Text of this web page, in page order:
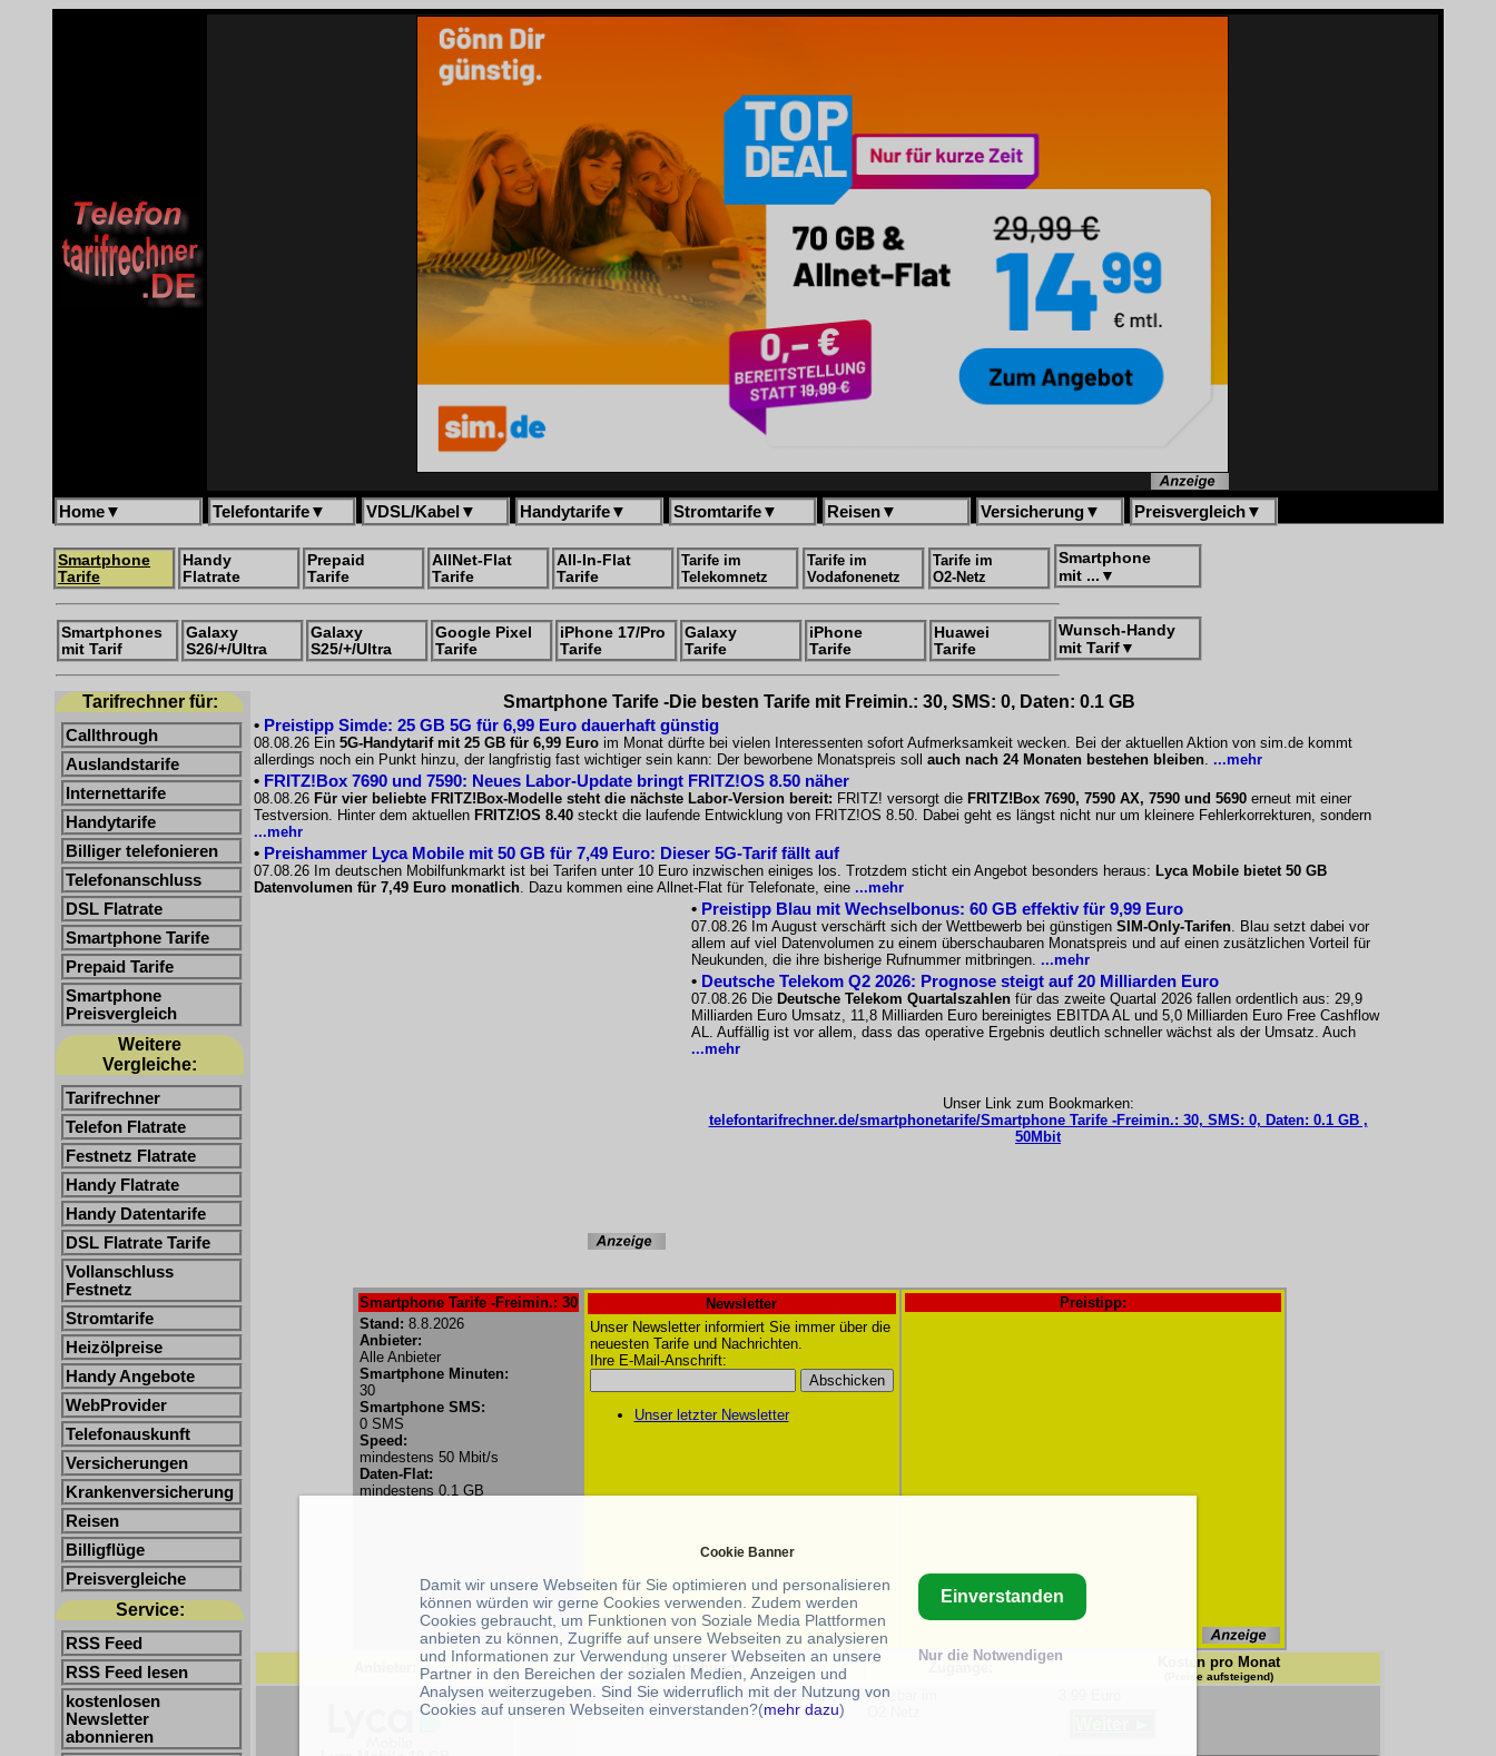
Home▼ Telefontarife▼ VDSL/Kabel ▼ Handytarife▼ Stromtarife▼ Reisen▼ Versicherung▼ Preisvergleich▼
Smartphone
Tarife
Handy
Flatrate
Prepaid
Tarife
AllNet-Flat
Tarife
All-In-Flat
Tarife
Tarife im
Telekomnetz
Tarife im
Vodafonenetz
Tarife im
O2-Netz
Smartphone
mit ... ▼
Smartphones
mit Tarif
Galaxy
S26/+/Ultra
Galaxy
S25/+/Ultra
Google Pixel
Tarife
iPhone 17/Pro
Tarife
Galaxy
Tarife
iPhone
Tarife
Huawei
Tarife
Wunsch-Handy
mit Tarif▼
Tarifrechner für:
Callthrough
Auslandstarife
Internettarife
Handytarife
Billiger telefonieren
Telefonanschluss
DSL Flatrate
Smartphone Tarife
Prepaid Tarife
Smartphone
Preisvergleich
Weitere
Vergleiche:
Tarifrechner
Telefon Flatrate
Festnetz Flatrate
Handy Flatrate
Handy Datentarife
DSL Flatrate Tarife
Vollanschluss
Festnetz
Stromtarife
Heizölpreise
Handy Angebote
WebProvider
Telefonauskunft
Versicherungen
Krankenversicherung
Reisen
Billigflüge
Preisvergleiche
Service:
RSS Feed
RSS Feed lesen
kostenlosen
Newsletter
abonnieren
Smartphone Tarife -Die besten Tarife mit Freimin.: 30, SMS: 0, Daten: 0.1 GB
• Preistipp Simde: 25 GB 5G für 6,99 Euro dauerhaft günstig
08.08.26 Ein 5G-Handytarif mit 25 GB für 6,99 Euro im Monat dürfte bei vielen Interessenten sofort Aufmerksamkeit wecken. Bei der aktuellen Aktion von sim.de kommt
allerdings noch ein Punkt hinzu, der langfristig fast wichtiger sein kann: Der beworbene Monatspreis soll auch nach 24 Monaten bestehen bleiben. ...mehr
• FRITZ!Box 7690 und 7590: Neues Labor-Update bringt FRITZ!OS 8.50 näher
08.08.26 Für vier beliebte FRITZ!Box-Modelle steht die nächste Labor-Version bereit: FRITZ! versorgt die FRITZ!Box 7690, 7590 AX, 7590 und 5690 erneut mit einer
Testversion. Hinter dem aktuellen FRITZ!OS 8.40 steckt die laufende Entwicklung von FRITZ!OS 8.50. Dabei geht es längst nicht nur um kleinere Fehlerkorrekturen, sondern
...mehr
• Preishammer Lyca Mobile mit 50 GB für 7,49 Euro: Dieser 5G-Tarif fällt auf
07.08.26 Im deutschen Mobilfunkmarkt ist bei Tarifen unter 10 Euro inzwischen einiges los. Trotzdem sticht ein Angebot besonders heraus: Lyca Mobile bietet 50 GB
Datenvolumen für 7,49 Euro monatlich. Dazu kommen eine Allnet-Flat für Telefonate, eine ...mehr
• Preistipp Blau mit Wechselbonus: 60 GB effektiv für 9,99 Euro
07.08.26 Im August verschärft sich der Wettbewerb bei günstigen SIM-Only-Tarifen. Blau setzt dabei vor
allem auf viel Datenvolumen zu einem überschaubaren Monatspreis und auf einen zusätzlichen Vorteil für
Neukunden, die ihre bisherige Rufnummer mitbringen. ...mehr
• Deutsche Telekom Q2 2026: Prognose steigt auf 20 Milliarden Euro
07.08.26 Die Deutsche Telekom Quartalszahlen für das zweite Quartal 2026 fallen ordentlich aus: 29,9
Milliarden Euro Umsatz, 11,8 Milliarden Euro bereinigtes EBITDA AL und 5,0 Milliarden Euro Free Cashflow
AL. Auffällig ist vor allem, dass das operative Ergebnis deutlich schneller wächst als der Umsatz. Auch
...mehr
Unser Link zum Bookmarken:
telefontarifrechner.de/smartphonetarife/Smartphone Tarife -Freimin.: 30, SMS: 0, Daten: 0.1 GB ,
50Mbit
Smartphone Tarife -Freimin.: 30
Stand: 8.8.2026
Anbieter:
Alle Anbieter
Smartphone Minuten:
30
Smartphone SMS:
0 SMS
Speed:
mindestens 50 Mbit/s
Daten-Flat:
mindestens 0.1 GB
Newsletter
Unser Newsletter informiert Sie immer über die
neuesten Tarife und Nachrichten.
Ihre E-Mail-Anschrift:
Unser letzter Newsletter
Preistipp:
Beschreibung: Kosten pro Monat
(Preise aufsteigend)
Smartphone Tarife mit 10 GB Daten-Flatrate bei 50
Mbit/s
Nutzbar im
Cookie Banner
Damit wir unsere Webseiten für Sie optimieren und personalisieren
können würden wir gerne Cookies verwenden. Zudem werden
Cookies gebraucht, um Funktionen von Soziale Media Plattformen
anbieten zu können, Zugriffe auf unsere Webseiten zu analysieren
und Informationen zur Verwendung unserer Webseiten an unsere
Partner in den Bereichen der sozialen Medien, Anzeigen und
Analysen weiterzugeben. Sind Sie widerruflich mit der Nutzung von
Cookies auf unseren Webseiten einverstanden?(mehr dazu)
Einverstanden
Nur die Notwendigen